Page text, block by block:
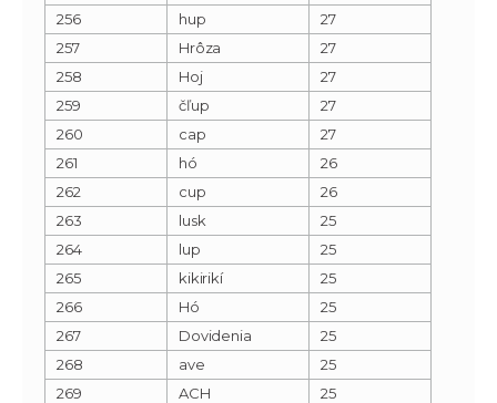
256
hup
27
257
Hrôza
27
258
Hoj
27
259
čľup
27
260
cap
27
261
hó
26
262
cup
26
263
lusk
25
264
lup
25
265
kikirikí
25
266
Hó
25
267
Dovidenia
25
268
ave
25
269
ACH
25